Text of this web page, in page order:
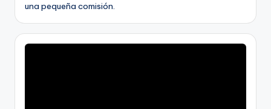
una pequeña comisión.